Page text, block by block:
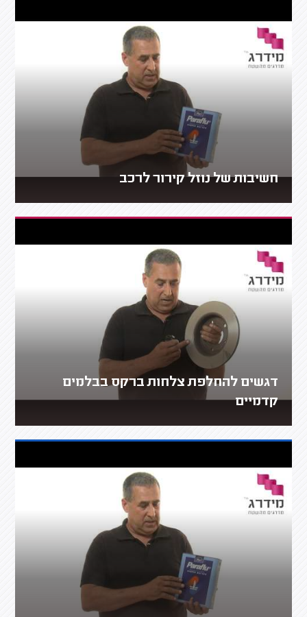
חשיבות של נוזל קירור לרכב
דגשים להחלפת צלחות ברקס בבלמים
קדמיים